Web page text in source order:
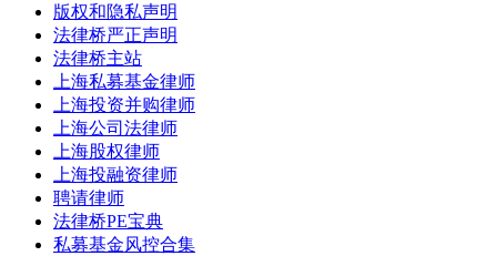
版权和隐私声明
法律桥严正声明
法律桥主站
上海私募基金律师
上海投资并购律师
上海公司法律师
上海股权律师
上海投融资律师
聘请律师
法律桥PE宝典
私募基金风控合集